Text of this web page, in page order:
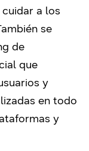
a los
se
de
que
y
en todo
y